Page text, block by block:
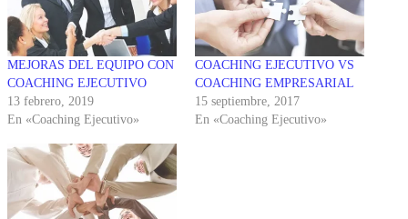
MEJORAS DEL EQUIPO CON
COACHING EJECUTIVO
13 febrero, 2019
En «Coaching Ejecutivo»
COACHING EJECUTIVO VS
COACHING EMPRESARIAL
15 septiembre, 2017
En «Coaching Ejecutivo»